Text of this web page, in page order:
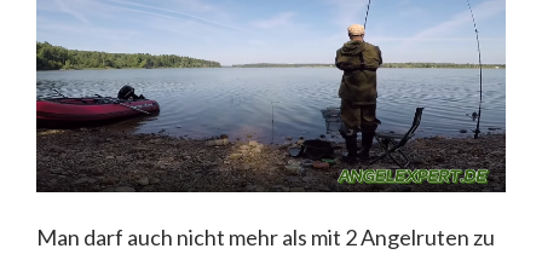
Man darf auch nicht mehr als mit 2 Angelruten zu